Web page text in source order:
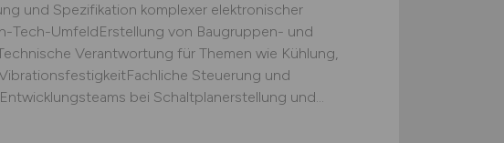
und Spezifikation komplexer elektronischer
Tech-UmfeldErstellung von Baugruppen- und
Verantwortung für Themen wie Kühlung,
Steuerung und
bei Schaltplanerstellung und...